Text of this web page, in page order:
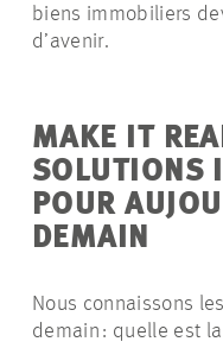
biens immobiliers
d’avenir.
MAKE IT
SOLUTIONS
POUR
DEMAIN
Nous connaissons
demain : quelle est